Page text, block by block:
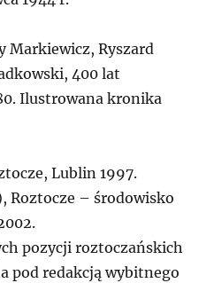
Markiewicz, Ryszard
400 lat
Ilustrowana kronika
Lublin 1997.
Roztocze – środowisko
pozycji roztoczańskich
pod redakcją wybitnego